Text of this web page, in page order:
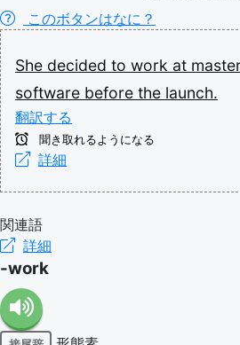
このボタンはなに？
She decided to work at
software before the launch.
翻訳する
聞き取れるようになる
詳細
関連語
詳細
-work